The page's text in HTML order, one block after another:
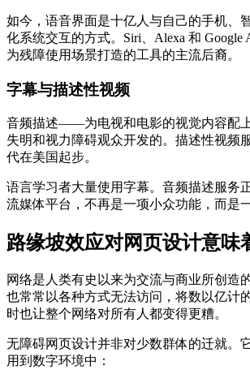
如今，语音界面是十亿人与自己的手机、
化系统交互的方式。Siri、Alexa 和 Google
为残障使用场景打造的工具的主流后裔。
字幕与描述性视频
音频描述——为电视和电影的视觉内容配
失明和视力障碍观众开发的。描述性视频
代在美国起步。
语言学习者大量使用字幕。音频描述服务
流媒体平台，不再是一项小众功能，而是
路缘坡效应对网页设计意味
网络是人类有史以来为交流与商业所创造
也常常以各种方式无法访问，将数以亿
时也让整个网络对所有人都变得更糟。
无障碍网页设计并非对少数群体的迁就。
用到数字环境中：